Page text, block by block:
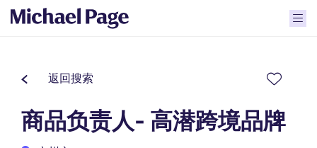
返回搜索
商品负责人- 高潜跨境品牌